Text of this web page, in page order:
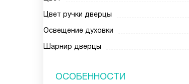
Цвет ручки дверцы
Освещение духовки
Шарнир дверцы
ОСОБЕННОСТИ